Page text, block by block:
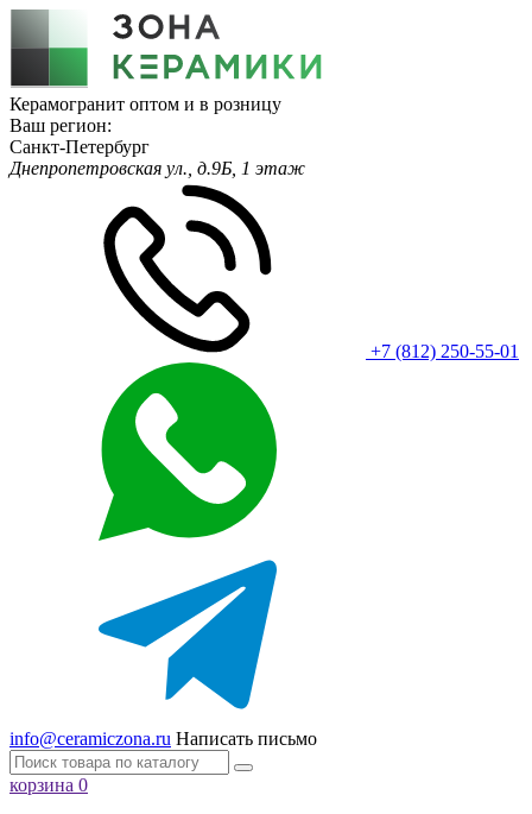
Керамогранит оптом и в розницу
Ваш регион:
Санкт-Петербург
Днепропетровская ул., д.9Б, 1 этаж
+7 (812) 250-55-01
info@ceramiczona.ru Написать письмо
корзина 0